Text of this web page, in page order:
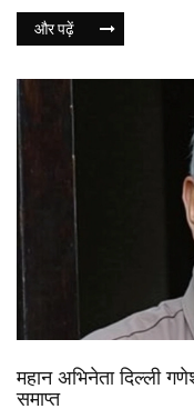
और पढ़ें
महान अभिनेता दिल्ली
समाप्त